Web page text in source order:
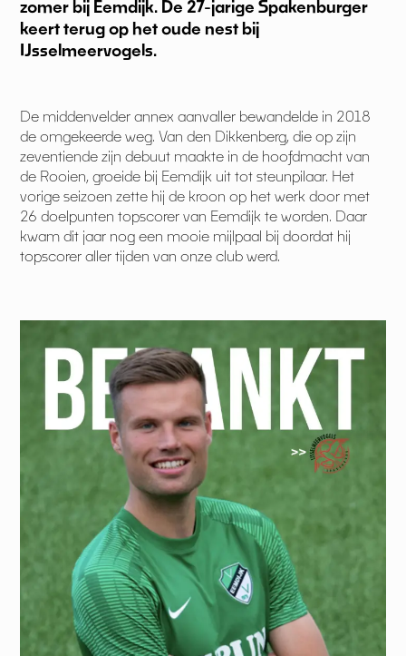
zomer bij Eemdijk. De 27-jarige Spakenburger
keert terug op het oude nest bij
IJsselmeervogels.
De middenvelder annex aanvaller bewandelde in 2018
de omgekeerde weg. Van den Dikkenberg, die op zijn
zeventiende zijn debuut maakte in de hoofdmacht van
de Rooien, groeide bij Eemdijk uit tot steunpilaar. Het
vorige seizoen zette hij de kroon op het werk door met
26 doelpunten topscorer van Eemdijk te worden. Daar
kwam dit jaar nog een mooie mijlpaal bij doordat hij
topscorer aller tijden van onze club werd.